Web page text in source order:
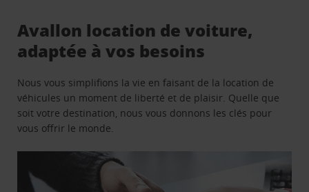
Avallon location de voiture,
adaptée à vos besoins
Nous vous simplifions la vie en faisant de la location de
véhicules un moment de liberté et de plaisir. Quelle que
soit votre destination, nous vous donnons les clés pour
vous offrir le monde.